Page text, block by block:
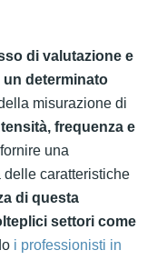
di valutazione e
determinato
misurazione di
frequenza e
una
caratteristiche
di questa
settori come
i professionisti in